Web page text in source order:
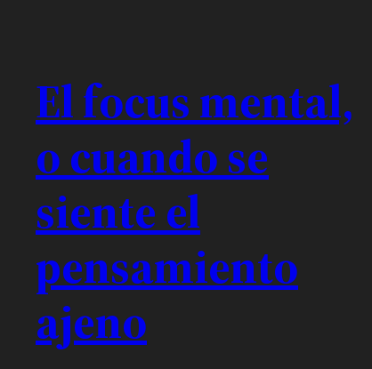
El focus mental,
o cuando se
siente el
pensamiento
ajeno